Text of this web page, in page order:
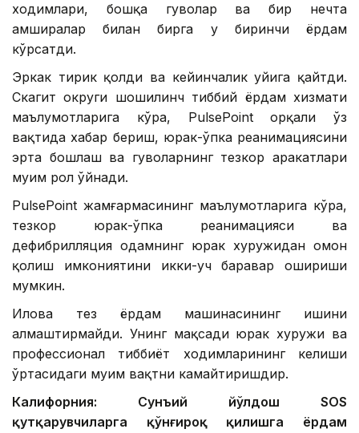
ходимлари, бошқа гувоҳлар ва бир нечта
ҳамширалар билан бирга у биринчи ёрдам
кўрсатди.
Эркак тирик қолди ва кейинчалик уйига қайтди.
Скагит округи шошилинч тиббий ёрдам хизмати
маълумотларига кўра, PulsePoint орқали ўз
вақтида хабар бериш, юрак-ўпка реанимациясини
эрта бошлаш ва гувоҳларнинг тезкор ҳаракатлари
муҳим рол ўйнади.
PulsePoint жамғармасининг маълумотларига кўра,
тезкор юрак-ўпка реанимацияси ва
дефибрилляция одамнинг юрак хуружидан омон
қолиш имкониятини икки-уч баравар ошириши
мумкин.
Илова тез ёрдам машинасининг ишини
алмаштирмайди. Унинг мақсади юрак хуружи ва
профессионал тиббиёт ходимларининг келиши
ўртасидаги муҳим вақтни камайтиришдир.
Калифорния: Сунъий йўлдош SOS
қутқарувчиларга қўнғироқ қилишга ёрдам